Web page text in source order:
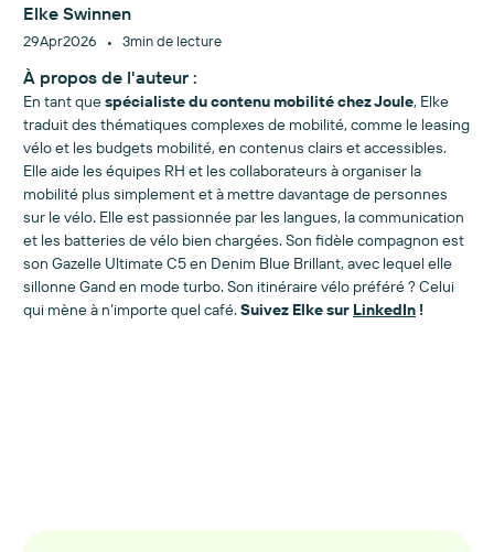
Elke Swinnen
29Apr2026 • 3min de lecture
À propos de l'auteur :
En tant quespécialiste du contenu mobilité chez Joule, Elke
traduit des thématiques complexes de mobilité, comme le leasing
vélo et les budgets mobilité, en contenus clairs et accessibles.
Elle aide les équipes RH et les collaborateurs à organiser la
mobilité plus simplement et à mettre davantage de personnes
sur le vélo. Elle est passionnée par les langues, la communication
et les batteries de vélo bien chargées. Son fidèle compagnon est
son Gazelle Ultimate C5 en Denim Blue Brillant, avec lequel elle
sillonne Gand en mode turbo. Son itinéraire vélo préféré ? Celui
qui mène à n’importe quel café.Suivez Elke sur LinkedIn !